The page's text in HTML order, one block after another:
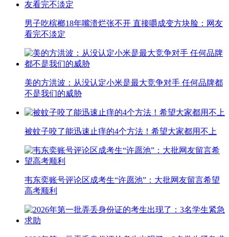
男子吃槟榔18年嘴溃烂张不开 直接嚼成变方块脸：网友
看完不淡定
美的方洪波：从没认定小米是最大竞争对手 任何品牌都
不是我们的威胁
被蚊子咬了能迅速止痒的4个方法！希望大家都用不上
韦东奕账号评论区成考生“许愿池”：大批网友留言希望
高考顺利